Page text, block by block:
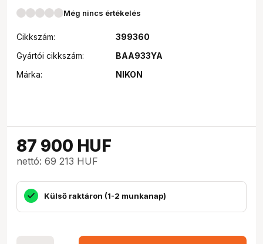
Még nincs értékelés
Cikkszám:
399360
Gyártói cikkszám:
BAA933YA
Márka:
NIKON
87 900 HUF
nettó: 69 213 HUF
Külső raktáron (1-2 munkanap)